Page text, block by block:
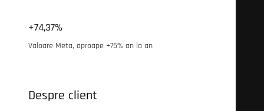
+74,37%
Valoare Meta, aproape +75% an la an
Despre client